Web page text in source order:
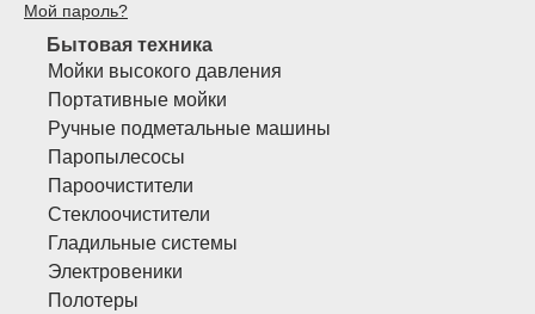
Мой пароль?
Бытовая техника
Мойки высокого давления
Портативные мойки
Ручные подметальные машины
Паропылесосы
Пароочистители
Стеклоочистители
Гладильные системы
Электровеники
Полотеры